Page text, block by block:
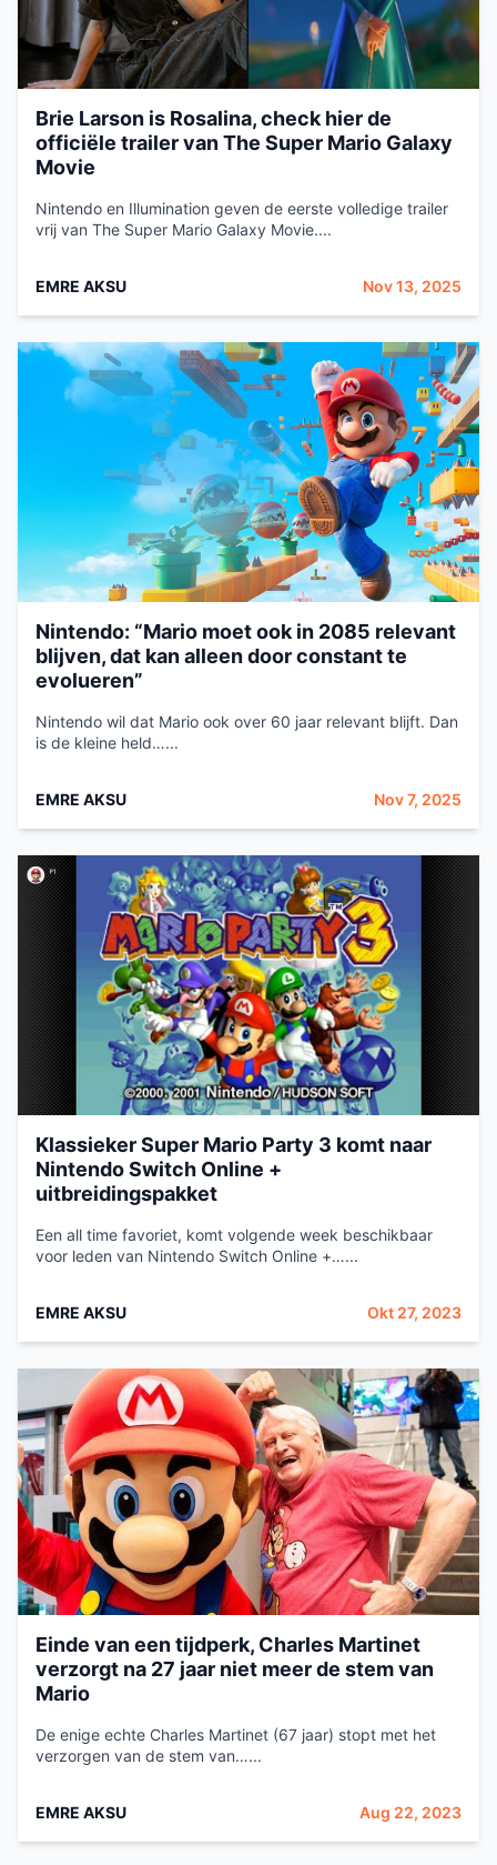
Brie Larson is Rosalina, check hier de
officiële trailer van The Super Mario Galaxy
Movie
Nintendo en Illumination geven de eerste volledige trailer
vrij van The Super Mario Galaxy Movie....
EMRE AKSU Nov 13, 2025
Nintendo: “Mario moet ook in 2085 relevant
blijven, dat kan alleen door constant te
evolueren”
Nintendo wil dat Mario ook over 60 jaar relevant blijft. Dan
is de kleine held…...
EMRE AKSU Nov 7, 2025
Klassieker Super Mario Party 3 komt naar
Nintendo Switch Online +
uitbreidingspakket
Een all time favoriet, komt volgende week beschikbaar
voor leden van Nintendo Switch Online +…...
EMRE AKSU Okt 27, 2023
Einde van een tijdperk, Charles Martinet
verzorgt na 27 jaar niet meer de stem van
Mario
De enige echte Charles Martinet (67 jaar) stopt met het
verzorgen van de stem van…...
EMRE AKSU Aug 22, 2023